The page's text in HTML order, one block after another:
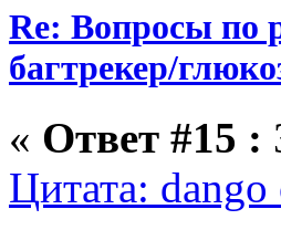
Re: Вопросы по
багтрекер/
« Ответ #15 :
Цитата: